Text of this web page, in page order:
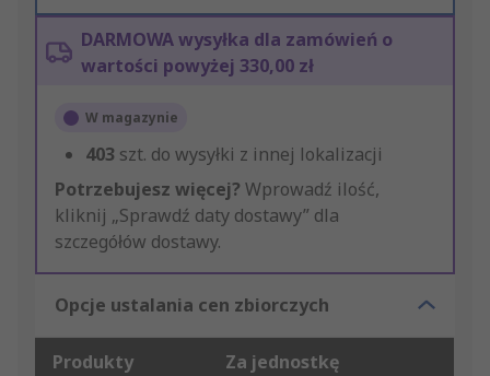
DARMOWA wysyłka dla zamówień o
wartości powyżej 330,00 zł
W magazynie
403 szt. do wysyłki z innej lokalizacji
Potrzebujesz więcej? Wprowadź ilość,
kliknij „Sprawdź daty dostawy” dla
szczegółów dostawy.
Opcje ustalania cen zbiorczych
Produkty Za jednostkę